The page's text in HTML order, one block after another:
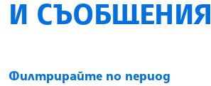
И СЪОБЩЕНИЯ
Филтрирайте по период